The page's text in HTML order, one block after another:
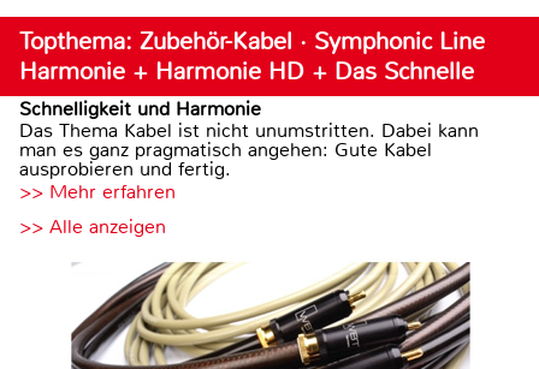
Topthema: Zubehör-Kabel · Symphonic Line
Harmonie + Harmonie HD + Das Schnelle
Schnelligkeit und Harmonie
Das Thema Kabel ist nicht unumstritten. Dabei kann
man es ganz pragmatisch angehen: Gute Kabel
ausprobieren und fertig.
>> Mehr erfahren
>> Alle anzeigen